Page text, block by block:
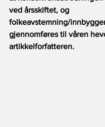
ved årsskiftet, og
folkeavstemning/
gjennomføres til våren
artikkelforfatteren.